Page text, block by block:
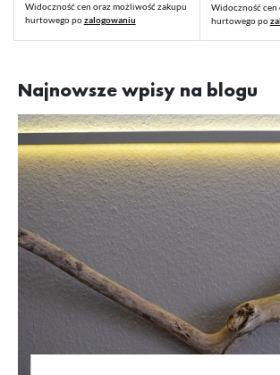
Widoczność cen oraz możliwość zakupu
hurtowego pozalogowaniu
Widoczność cen
hurtowego po
Najnowsze wpisy na blogu